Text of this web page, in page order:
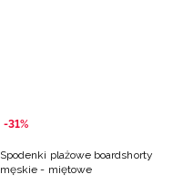
-31%
Spodenki plażowe boardshorty
męskie - miętowe